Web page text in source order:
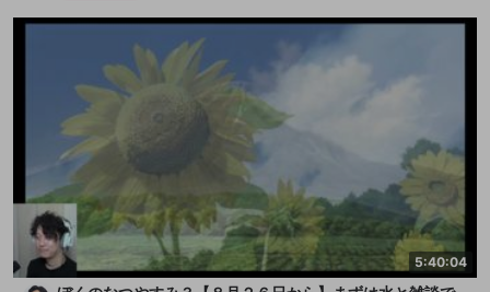
5:40:04